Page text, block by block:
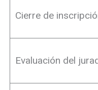
Cierre de
Evaluación del